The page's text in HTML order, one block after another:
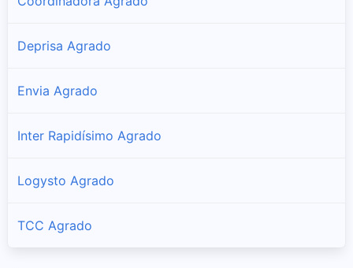
Deprisa Agrado
Envia Agrado
Inter Rapidísimo Agrado
Logysto Agrado
TCC Agrado